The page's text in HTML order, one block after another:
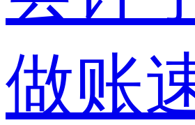
做账